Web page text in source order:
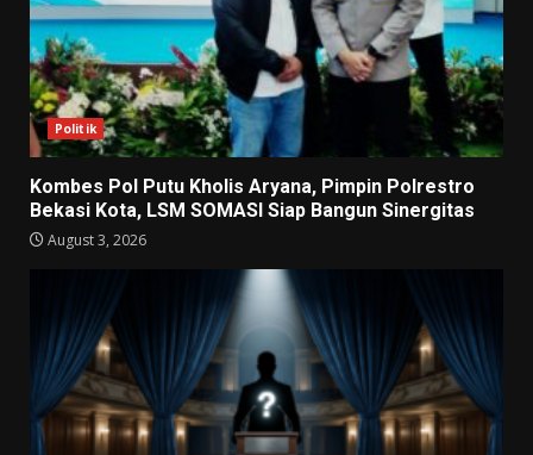
Politik
Kombes Pol Putu Kholis Aryana, Pimpin Polrestro
Bekasi Kota, LSM SOMASI Siap Bangun Sinergitas
August 3, 2026